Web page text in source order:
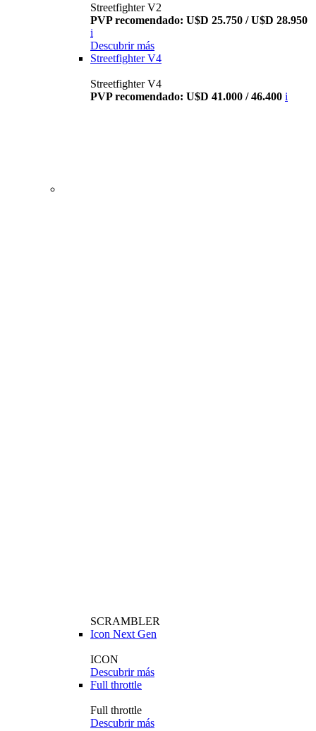
Streetfighter V2
PVP recomendado: U$D 25.750 / U$D 28.950
i
Descubrir más
Streetfighter V4
Streetfighter V4
PVP recomendado: U$D 41.000 / 46.400 i
SCRAMBLER
Icon Next Gen
ICON
Descubrir más
Full throttle
Full throttle
Descubrir más